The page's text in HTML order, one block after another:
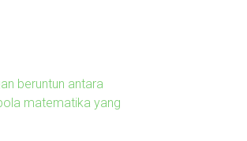
beruntun antara
matematika yang